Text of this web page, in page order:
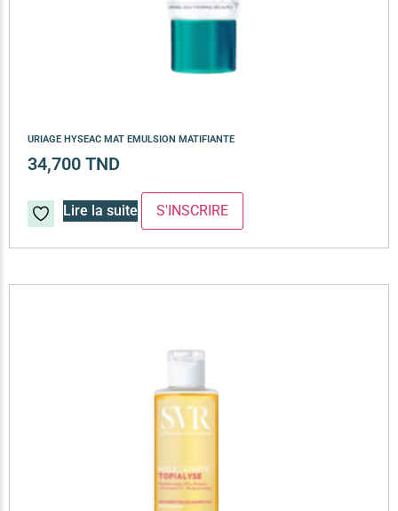
URIAGE HYSEAC MAT EMULSION MATIFIANTE
34,700 TND
Lire la suite